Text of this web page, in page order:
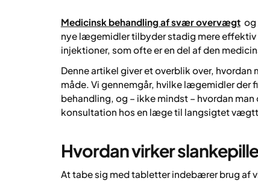
Medicinsk behandling af svær overvægt og
nye lægemidler tilbyder stadig mere
injektioner, som ofte er en del af den
Denne artikel giver et overblik over,
måde. Vi gennemgår, hvilke lægemidler der
behandling, og – ikke mindst – hvordan
konsultation hos en læge til langsigtet
Hvordan virker
At tabe sig med tabletter indebærer brug af